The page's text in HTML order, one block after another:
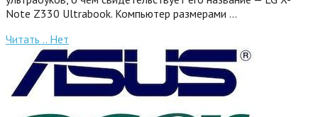
Note Z330 Ultrabook. Компьютер размерами …
Читать .. Нет